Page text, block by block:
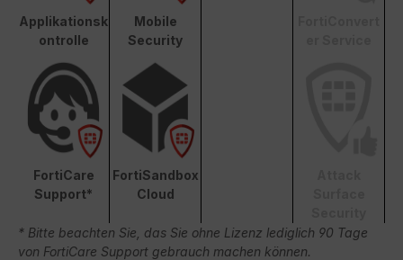
Applikationsk
ontrolle
Mobile
Security
FortiCare
Support*
FortiSandbox
Cloud
* Bitte beachten Sie, das Sie ohne Lizenz lediglich 90 Tage
von FortiCare Support gebrauch machen können.